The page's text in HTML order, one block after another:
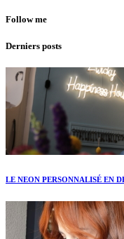
Follow me
Derniers posts
LE NEON PERSONNALISÉ EN